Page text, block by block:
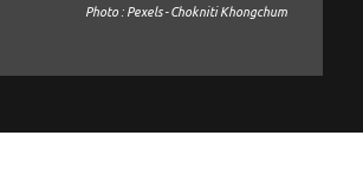
Photo : Pexels - Chokniti Khongchum